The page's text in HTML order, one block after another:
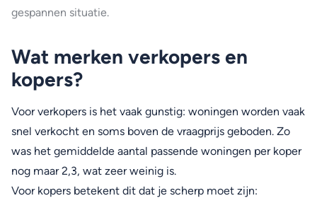
gespannen situatie.
Wat merken verkopers en
kopers?
Voor verkopers is het vaak gunstig: woningen worden vaak
snel verkocht en soms boven de vraagprijs geboden. Zo
was het gemiddelde aantal passende woningen per koper
nog maar 2,3, wat zeer weinig is.
Voor kopers betekent dit dat je scherp moet zijn: